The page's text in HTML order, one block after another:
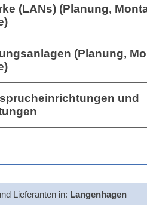
(LANs) (Planung,
(Planung,
und
Lieferanten in: Langenhagen